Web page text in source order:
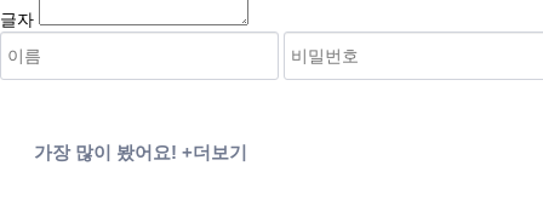
글자
가장 많이 봤어요! +더보기
오싹한 연애